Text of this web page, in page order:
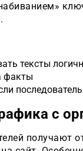
тексты
факты
с
получают